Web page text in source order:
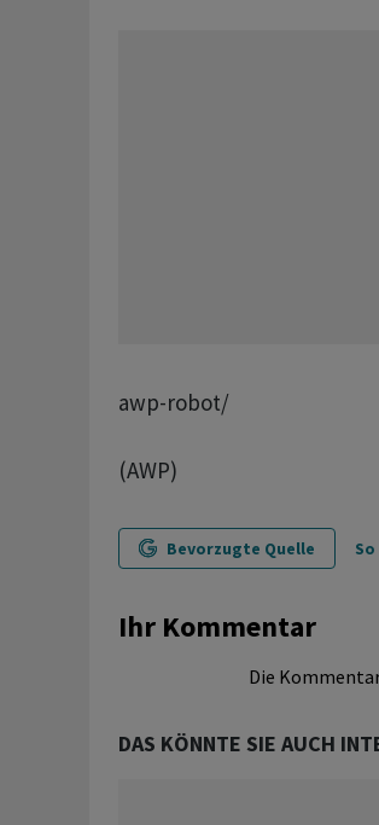
awp-robot/
(AWP)
Bevorzugte Quelle
Ihr Kommentar
Die
DAS KÖNNTE SIE AUCH